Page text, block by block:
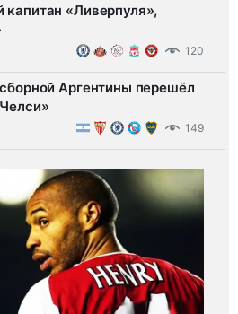
«Ливерпуля»,
120
Аргентины перешёл
149